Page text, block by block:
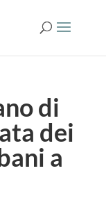
di
dei
a